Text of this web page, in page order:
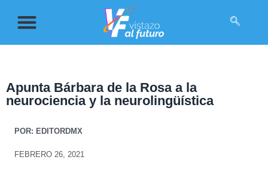
Apunta Bárbara de la Rosa a la
neurociencia y la neurolingüística
POR: EDITORDMX
FEBRERO 26, 2021